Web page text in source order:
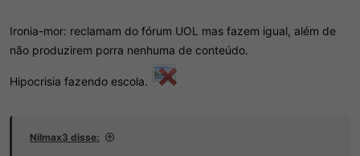
Ironia-mor: reclamam do fórum UOL mas fazem igual, além de
não produzirem porra nenhuma de conteúdo.
Hipocrisia fazendo escola.
Nilmax3 disse: